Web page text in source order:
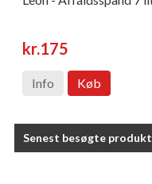
kr.175
Info Køb
Senest besøgte